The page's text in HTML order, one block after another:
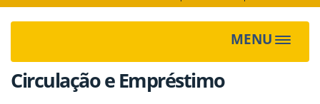
MENU Toggle
Circulação e Empréstimo